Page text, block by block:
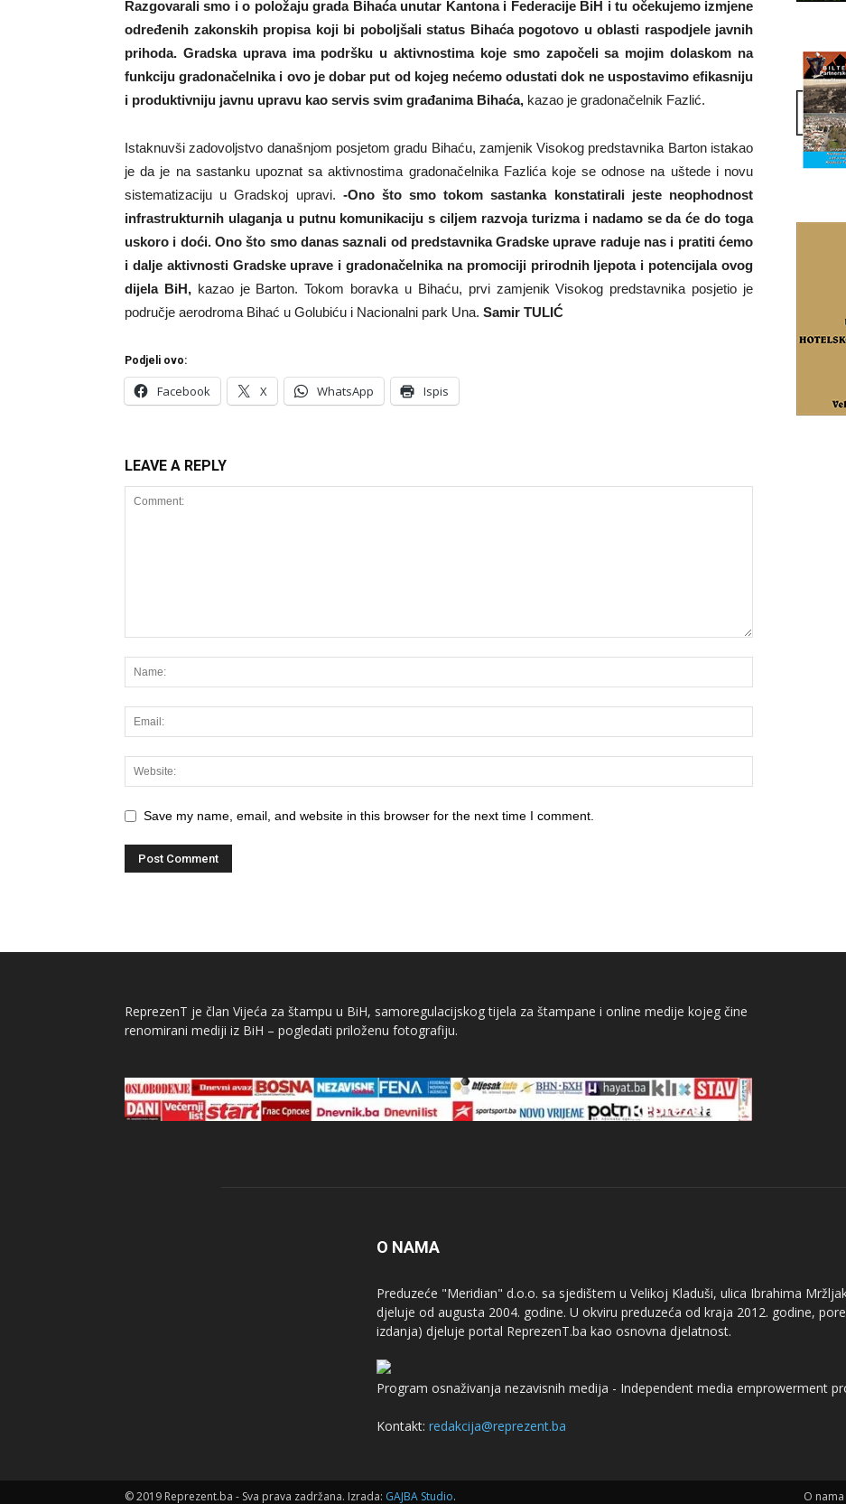
Razgovarali smo i o položaju grada Bihaća unutar Kantona i Federacije BiH i tu očekujemo izmjene
određenih zakonskih propisa koji bi poboljšali status Bihaća pogotovo u oblasti raspodjele javnih
prihoda. Gradska uprava ima podršku u aktivnostima koje smo započeli sa mojim dolaskom na
funkciju gradonačelnika i ovo je dobar put od kojeg nećemo odustati dok ne uspostavimo efikasniju
i produktivniju javnu upravu kao servis svim građanima Bihaća, kazao je gradonačelnik Fazlić.
Istaknuvši zadovoljstvo današnjom posjetom gradu Bihaću, zamjenik Visokog predstavnika Barton istakao
je da je na sastanku upoznat sa aktivnostima gradonačelnika Fazlića koje se odnose na uštede i novu
sistematizaciju u Gradskoj upravi. -Ono što smo tokom sastanka konstatirali jeste neophodnost
infrastrukturnih ulaganja u putnu komunikaciju s ciljem razvoja turizma i nadamo se da će do toga
uskoro i doći. Ono što smo danas saznali od predstavnika Gradske uprave raduje nas i pratiti ćemo
i dalje aktivnosti Gradske uprave i gradonačelnika na promociji prirodnih ljepota i potencijala ovog
dijela BiH, kazao je Barton. Tokom boravka u Bihaću, prvi zamjenik Visokog predstavnika posjetio je
područje aerodroma Bihać u Golubiću i Nacionalni park Una. Samir TULIĆ
Podjeli ovo:
Facebook X WhatsApp Ispis
LEAVE A REPLY
Save my name, email, and website in this browser for the next time I comment.
ReprezenT je član Vijeća za štampu u BiH, samoregulacijskog tijela za štampane i online medije kojeg čine
renomirani mediji iz BiH – pogledati priloženu fotografiju.
O NAMA
Preduzeće "Meridian" d.o.o. sa sjedištem u Velikoj Kladuši, ulica Ibrahima
djeluje od augusta 2004. godine. U okviru preduzeća od kraja 2012. godine,
izdanja) djeluje portal ReprezenT.ba kao osnovna djelatnost.
Program osnaživanja nezavisnih medija - Independent media emprowerment
Kontakt: redakcija@reprezent.ba
O nama
© 2019 Reprezent.ba - Sva prava zadržana. Izrada: GAJBA Studio.